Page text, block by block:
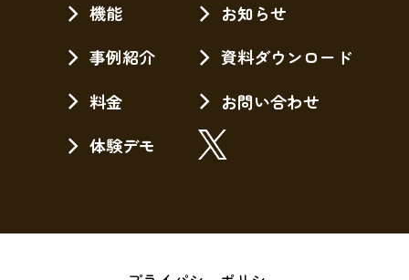
機能
事例紹介
料金
体験デモ
お知らせ
資料ダウンロード
お問い合わせ